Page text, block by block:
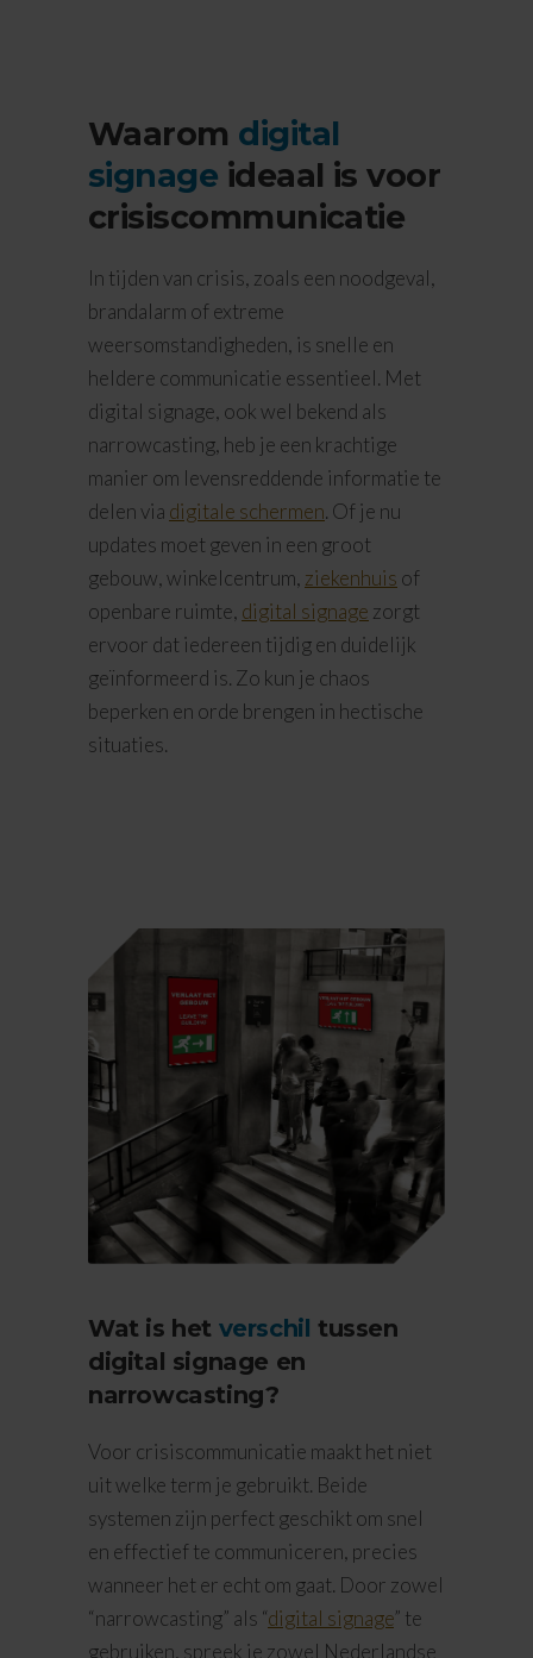
Waarom digital
signage ideaal is voor
crisiscommunicatie
In tijden van crisis, zoals een noodgeval,
brandalarm of extreme
weersomstandigheden, is snelle en
heldere communicatie essentieel. Met
digital signage, ook wel bekend als
narrowcasting, heb je een krachtige
manier om levensreddende informatie te
delen via digitale schermen. Of je nu
updates moet geven in een groot
gebouw, winkelcentrum, ziekenhuis of
openbare ruimte, digital signage zorgt
ervoor dat iedereen tijdig en duidelijk
geïnformeerd is. Zo kun je chaos
beperken en orde brengen in hectische
situaties.
Wat is het verschil tussen
digital signage en
narrowcasting?
Voor crisiscommunicatie maakt het niet
uit welke term je gebruikt. Beide
systemen zijn perfect geschikt om snel
en effectief te communiceren, precies
wanneer het er echt om gaat. Door zowel
“narrowcasting” als “digital signage” te
gebruiken, spreek je zowel Nederlandse